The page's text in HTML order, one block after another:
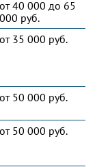
от 40 000 до 65
000 руб.
от 35 000 руб.
от 50 000 руб.
от 50 000 руб.